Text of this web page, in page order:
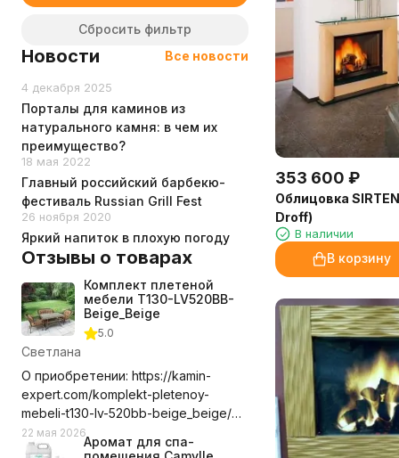
353 600 ₽
Облицовка
Droff)
В наличии
В корзину
87
Сбросить фильтр
Новости Все новости
4 декабря 2025
Порталы для каминов из
натурального камня: в чем их
преимущество?
18 мая 2022
Главный российский барбекю-
фестиваль Russian Grill Fest
26 ноября 2020
Яркий напиток в плохую погоду
Отзывы о товарах
Комплект плетеной
мебели T130-LV520BB-
Beige_Beige
5.0
Светлана
О приобретении: https://kamin-
expert.com/komplekt-pletenoy-
mebeli-t130-lv-520bb-beige_beige/
Долго выбирала где приобрести
этот комплект мебели, сравнивала
22 мая 2026
Аромат для спа-